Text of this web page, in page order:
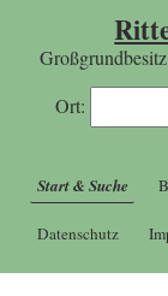
Ort:
Start & Suche
Datenschutz